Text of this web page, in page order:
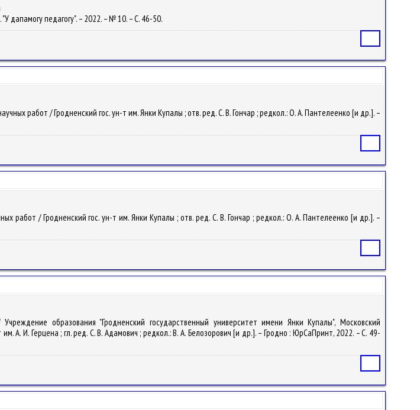
дапамогу педагогу". – 2022. – № 10. – С. 46-50.
работ / Гродненский гос. ун-т им. Янки Купалы ; отв. ред. С. В. Гончар ; редкол.: О. А. Пантелеенко [и др.]. –
работ / Гродненский гос. ун-т им. Янки Купалы ; отв. ред. С. В. Гончар ; редкол.: О. А. Пантелеенко [и др.]. –
образования "Гродненский государственный университет имени Янки Купалы", Московский
А. И. Герцена ; гл. ред. С. В. Адамович ; редкол.: В. А. Белозорович [и др.]. – Гродно : ЮрСаПринт, 2022. – С. 49-